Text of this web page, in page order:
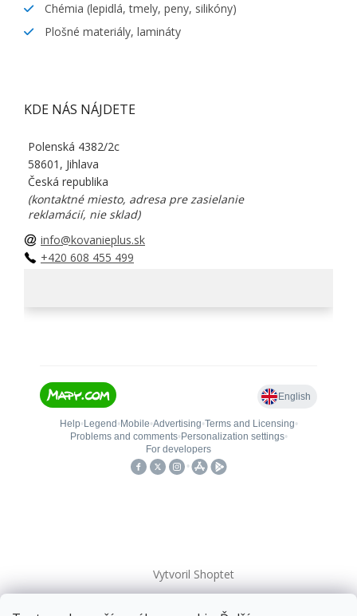
Chémia (lepidlá, tmely, peny, silikóny)
Plošné materiály, lamináty
KDE NÁS NÁJDETE
Polenská 4382/2c
58601, Jihlava
Česká republika
(kontaktné miesto, adresa pre zasielanie
reklamácií, nie sklad)
info@kovanieplus.sk
+420 608 455 499
Vytvoril Shoptet